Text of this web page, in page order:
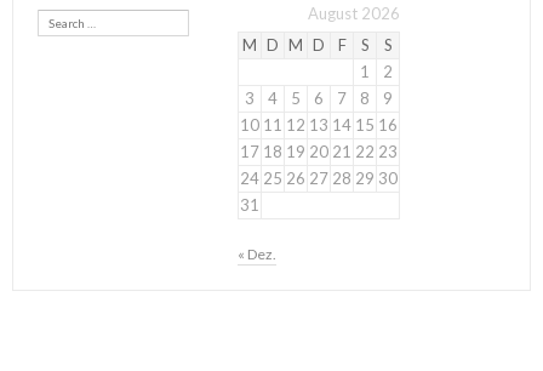
Search
August 2026
M D M D F S
S
1
2
3
4 5 6 7 8
9
10 11 12 13 14 15 16
17 18 19 20 21 22 23
24 25 26 27 28 29 30
31
« Dez.